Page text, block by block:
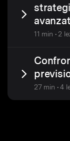
11 min • 2
27 min • 4